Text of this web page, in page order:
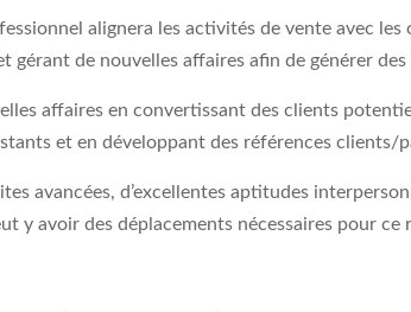
alignera les activités de vente avec les
gérant de nouvelles affaires afin de générer des
affaires en convertissant des clients
et en développant des références clients/
avancées, d’excellentes aptitudes
y avoir des déplacements nécessaires pour ce